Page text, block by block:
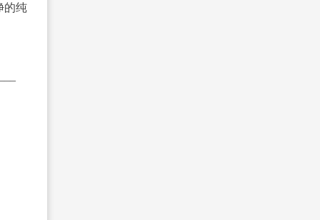
的纯